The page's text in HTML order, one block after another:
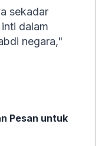
sekadar
dalam
negara,"
Pesan untuk